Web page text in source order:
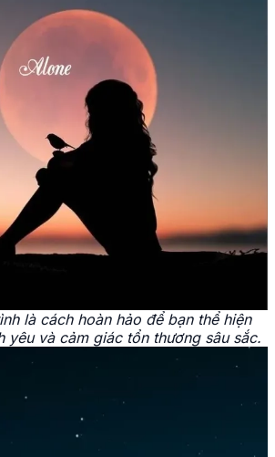
là cách hoàn hảo để bạn thể hiện
yêu và cảm giác tổn thương sâu sắc.